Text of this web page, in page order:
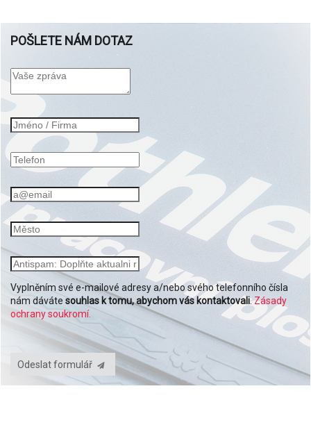
POŠLETE NÁM DOTAZ
Vyplněním své e-mailové adresy a/nebo svého telefonního čísla
nám dáváte souhlas k tomu, abychom vás kontaktovali.Zásady
ochrany soukromí.
Odeslat formulář